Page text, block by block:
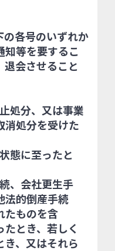
各号のいずれか
知等を要するこ
退会させること
処分、又は事業
消処分を受けた
態に至ったと
、会社更生手
法的倒産手続
たものを含
とき、若しく
き、又はそれら